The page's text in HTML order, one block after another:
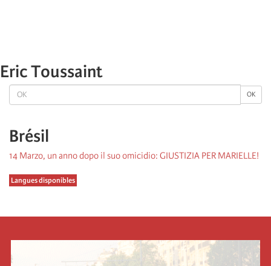
OK OK
Brésil
14 Marzo, un anno dopo il suo omicidio: GIUSTIZIA PER MARIELLE!
Langues disponibles
Eric Toussaint